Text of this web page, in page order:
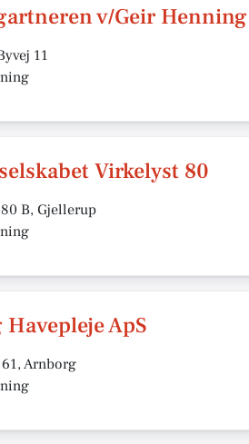
v/Geir Henning
11
Virkelyst 80
B, Gjellerup
ApS
Arnborg